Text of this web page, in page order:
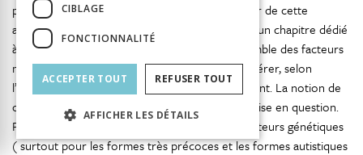
psychopathologiques sous-jacentes. »
À partir de cette
assertion, Misès déroule sans préalable clinique un chapitre dédié
à la psychopathologie, entendue comme l’ensemble des facteurs
mis en évidence qu’il ne faut eux-mêmes considérer, selon
l’auteur, qu’à la lumière des théories qui les relient. La notion de
causalité en psychopathologie est d’emblée remise en question.
Parmi les facteurs organiques sont notés les facteurs génétiques
( surtout pour les formes très précoces et les formes autistiques
CIBLAGE
FONCTIONNALITÉ
ACCEPTER TOUT REFUSER TOUT
AFFICHER LES DÉTAILS